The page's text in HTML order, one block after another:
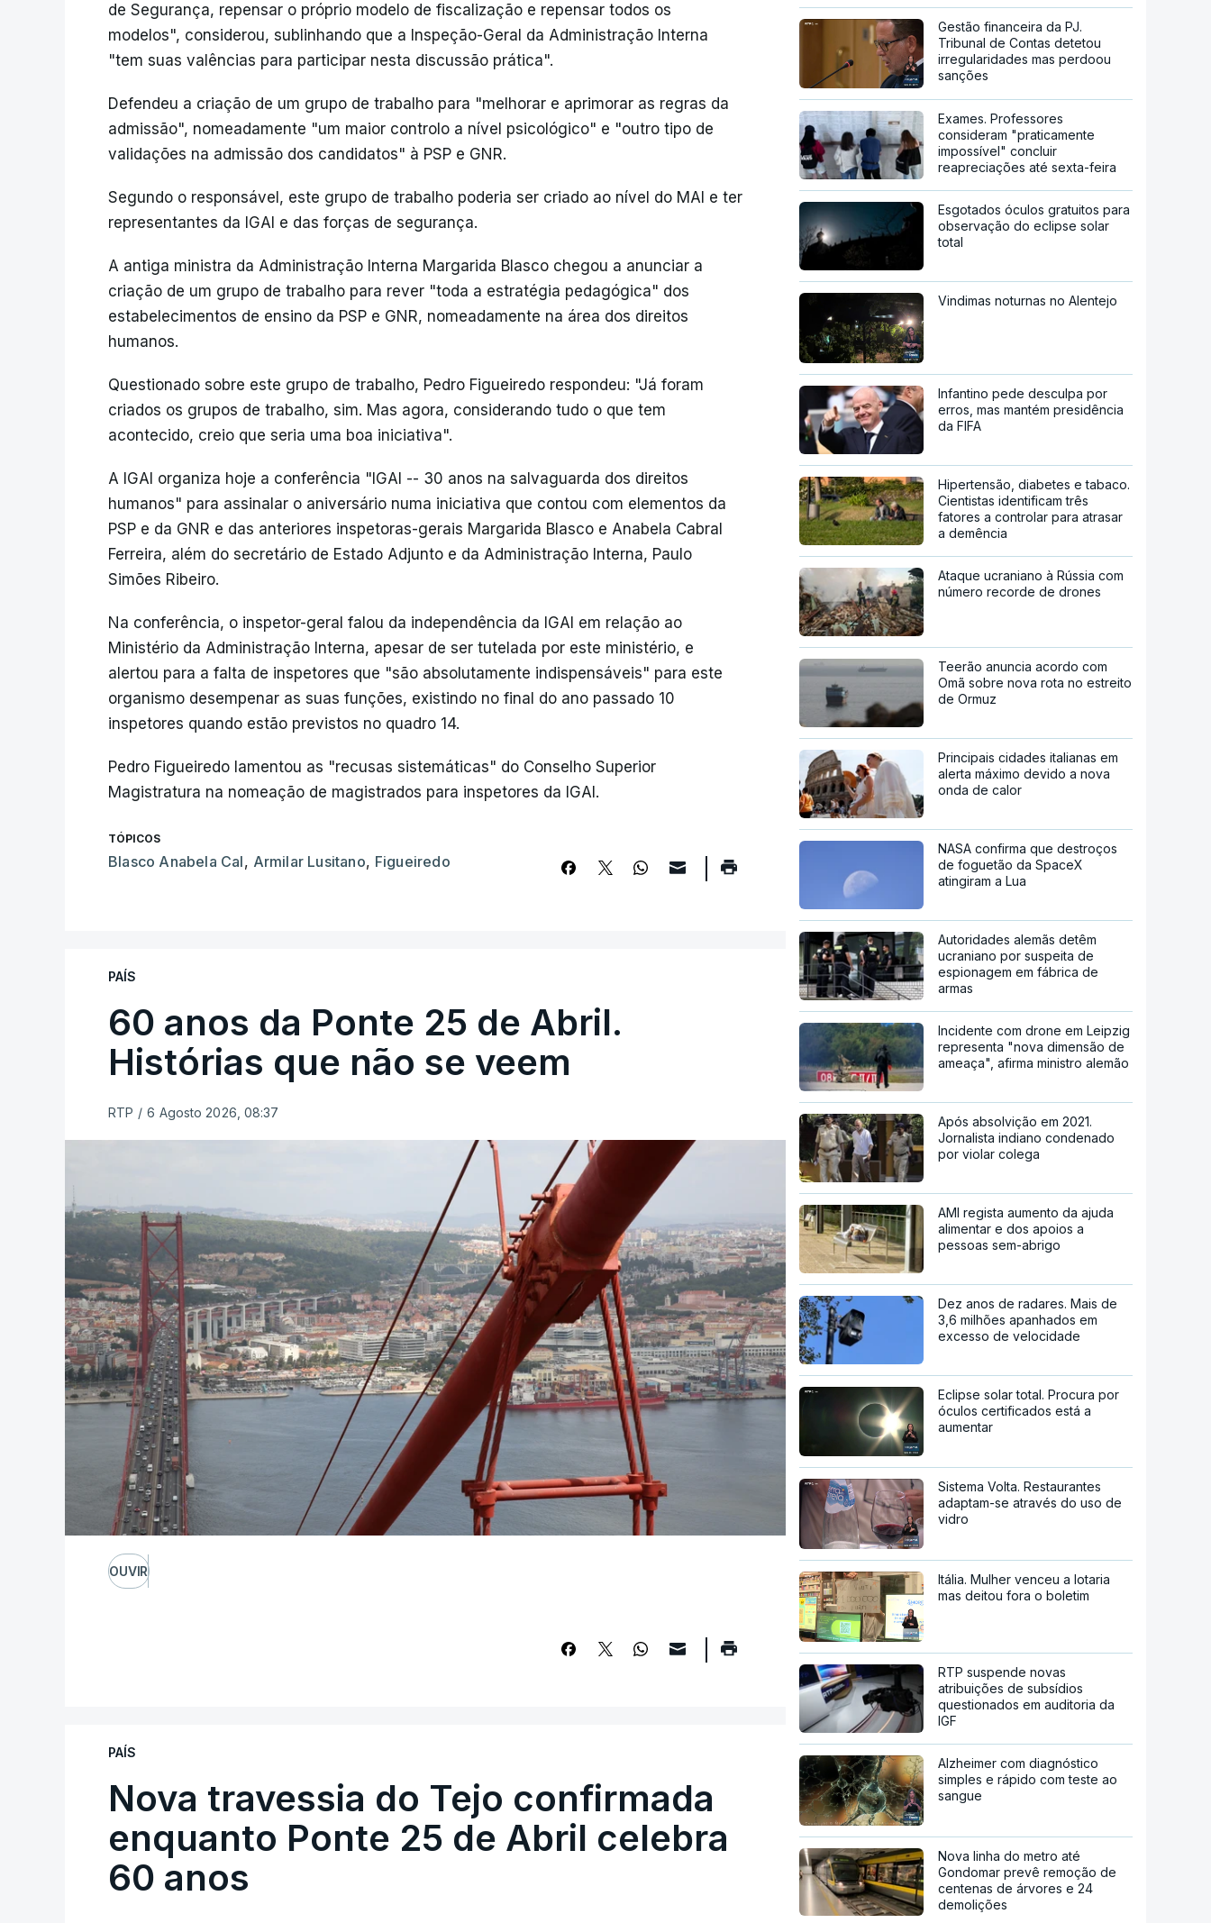
de Segurança, repensar o próprio modelo de fiscalização e repensar todos os
modelos", considerou, sublinhando que a Inspeção-Geral da Administração Interna
"tem suas valências para participar nesta discussão prática".
Defendeu a criação de um grupo de trabalho para "melhorar e aprimorar as regras da
admissão", nomeadamente "um maior controlo a nível psicológico" e "outro tipo de
validações na admissão dos candidatos" à PSP e GNR.
Segundo o responsável, este grupo de trabalho poderia ser criado ao nível do MAI e ter
representantes da IGAI e das forças de segurança.
A antiga ministra da Administração Interna Margarida Blasco chegou a anunciar a
criação de um grupo de trabalho para rever "toda a estratégia pedagógica" dos
estabelecimentos de ensino da PSP e GNR, nomeadamente na área dos direitos
humanos.
Questionado sobre este grupo de trabalho, Pedro Figueiredo respondeu: "Já foram
criados os grupos de trabalho, sim. Mas agora, considerando tudo o que tem
acontecido, creio que seria uma boa iniciativa".
A IGAI organiza hoje a conferência "IGAI -- 30 anos na salvaguarda dos direitos
humanos" para assinalar o aniversário numa iniciativa que contou com elementos da
PSP e da GNR e das anteriores inspetoras-gerais Margarida Blasco e Anabela Cabral
Ferreira, além do secretário de Estado Adjunto e da Administração Interna, Paulo
Simões Ribeiro.
Na conferência, o inspetor-geral falou da independência da IGAI em relação ao
Ministério da Administração Interna, apesar de ser tutelada por este ministério, e
alertou para a falta de inspetores que "são absolutamente indispensáveis" para este
organismo desempenar as suas funções, existindo no final do ano passado 10
inspetores quando estão previstos no quadro 14.
Pedro Figueiredo lamentou as "recusas sistemáticas" do Conselho Superior
Magistratura na nomeação de magistrados para inspetores da IGAI.
TÓPICOS
Blasco Anabela Cal, Armilar Lusitano, Figueiredo
PAÍS
60 anos da Ponte 25 de Abril.
Histórias que não se veem
RTP / 6 Agosto 2026, 08:37
OUVIR
PAÍS
Nova travessia do Tejo confirmada
enquanto Ponte 25 de Abril celebra
60 anos
Gestão financeira da PJ.
Tribunal de Contas detetou
irregularidades mas perdoou
sanções
Exames. Professores
consideram "praticamente
impossível" concluir
reapreciações até sexta-feira
Esgotados óculos gratuitos para
observação do eclipse solar
total
Vindimas noturnas no Alentejo
Infantino pede desculpa por
erros, mas mantém presidência
da FIFA
Hipertensão, diabetes e tabaco.
Cientistas identificam três
fatores a controlar para atrasar
a demência
Ataque ucraniano à Rússia com
número recorde de drones
Teerão anuncia acordo com
Omã sobre nova rota no estreito
de Ormuz
Principais cidades italianas em
alerta máximo devido a nova
onda de calor
NASA confirma que destroços
de foguetão da SpaceX
atingiram a Lua
Autoridades alemãs detêm
ucraniano por suspeita de
espionagem em fábrica de
armas
Incidente com drone em Leipzig
representa "nova dimensão de
ameaça", afirma ministro alemão
Após absolvição em 2021.
Jornalista indiano condenado
por violar colega
AMI regista aumento da ajuda
alimentar e dos apoios a
pessoas sem-abrigo
Dez anos de radares. Mais de
3,6 milhões apanhados em
excesso de velocidade
Eclipse solar total. Procura por
óculos certificados está a
aumentar
Sistema Volta. Restaurantes
adaptam-se através do uso de
vidro
Itália. Mulher venceu a lotaria
mas deitou fora o boletim
RTP suspende novas
atribuições de subsídios
questionados em auditoria da
IGF
Alzheimer com diagnóstico
simples e rápido com teste ao
sangue
Nova linha do metro até
Gondomar prevê remoção de
centenas de árvores e 24
demolições